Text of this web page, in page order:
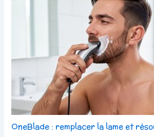
OneBlade : remplacer la lame et